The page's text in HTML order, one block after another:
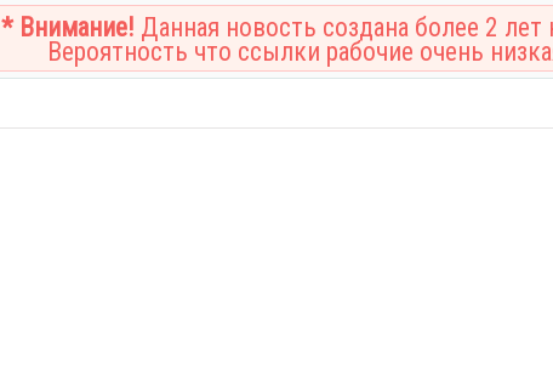
* Внимание! Данная новость создана более 2 лет
Вероятность что ссылки рабочие очень